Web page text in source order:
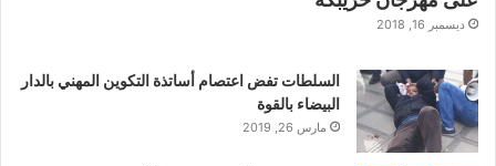
ديسمبر 16, 2018
السلطات تفض اعتصام أساتذة التكوين المهني بالدار
البيضاء بالقوة
مارس 26, 2019